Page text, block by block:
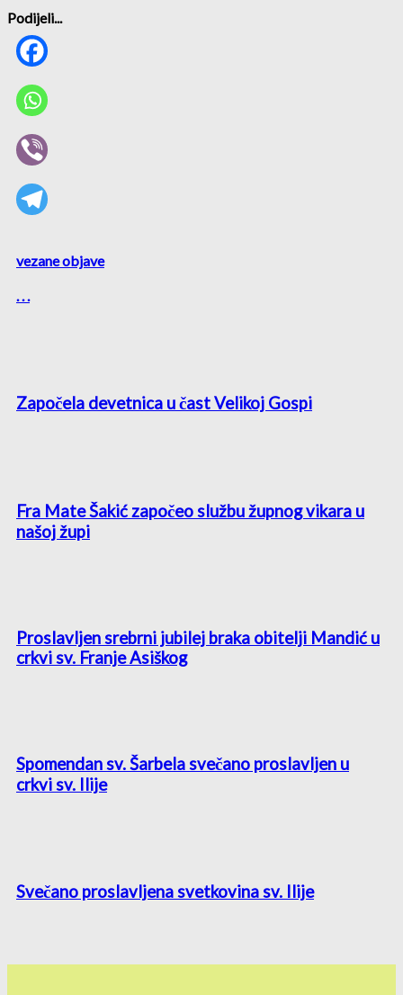
Podijeli...
vezane objave
. . .
Započela devetnica u čast Velikoj Gospi
Fra Mate Šakić započeo službu župnog vikara u
našoj župi
Proslavljen srebrni jubilej braka obitelji Mandić u
crkvi sv. Franje Asiškog
Spomendan sv. Šarbela svečano proslavljen u
crkvi sv. Ilije
Svečano proslavljena svetkovina sv. Ilije